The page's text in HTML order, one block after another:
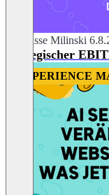
Dr. Lasse Milinski
strategischer
EXPERIENCE